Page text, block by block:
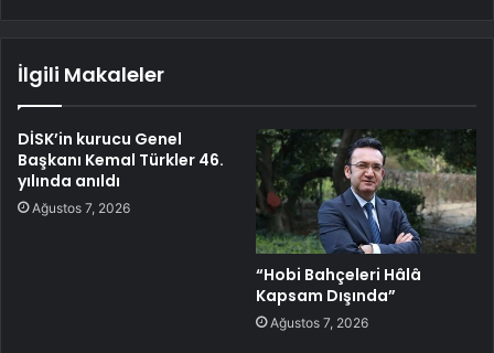
İlgili Makaleler
DİSK’in kurucu Genel
Başkanı Kemal Türkler 46.
yılında anıldı
Ağustos 7, 2026
“Hobi Bahçeleri Hâlâ
Kapsam Dışında”
Ağustos 7, 2026